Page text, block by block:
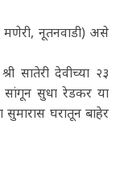
नूतनवाडी) असे
सातेरी देवीच्या २३
सांगून सुधा रेडकर या
सुमारास घरातून बाहेर